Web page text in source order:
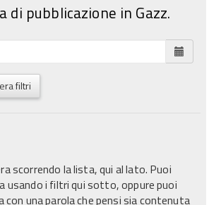
di pubblicazione in Gazz.
filtri
scorrendo la lista, qui al lato. Puoi
usando i filtri qui sotto, oppure puoi
con una parola che pensi sia contenuta